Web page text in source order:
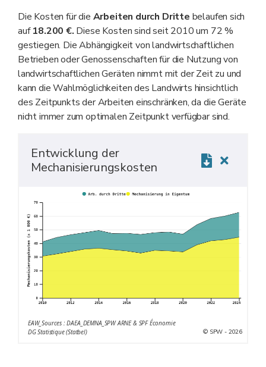
Die Kosten für die Arbeiten durch Dritte belaufen sich
auf18.200 €. Diese Kosten sind seit 2010 um 72 %
gestiegen. Die Abhängigkeit von landwirtschaftlichen
Betrieben oder Genossenschaften für die Nutzung von
landwirtschaftlichen Geräten nimmt mit der Zeit zu und
kann die Wahlmöglichkeiten des Landwirts hinsichtlich
des Zeitpunkts der Arbeiten einschränken, da die Geräte
nicht immer zum optimalen Zeitpunkt verfügbar sind.
Entwicklung der
Mechanisierungskosten
EAW_Sources : DAEA_DEMNA_SPW ARNE & SPF Économie
DG Statistique (Statbel)
© SPW - 2026